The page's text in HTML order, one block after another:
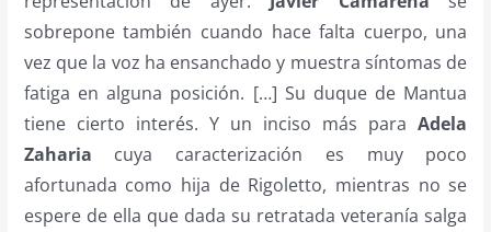
sobrepone también cuando hace falta cuerpo, una
vez que la voz ha ensanchado y muestra síntomas de
fatiga en alguna posición. […] Su duque de Mantua
tiene cierto interés. Y un inciso más paraAdela
Zaharia cuya caracterización es muy poco
afortunada como hija de Rigoletto, mientras no se
espere de ella que dada su retratada veteranía salga